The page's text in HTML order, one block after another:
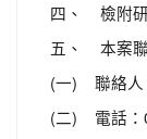
四、 檢附研
五、 本案聯
(一) 聯絡人
(二) 電話：